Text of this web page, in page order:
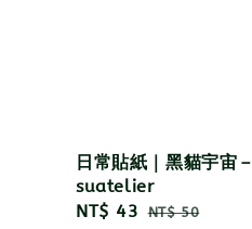
日常貼紙｜黑貓宇宙－
suatelier
Sale
NT$ 43 Regular
NT$ 50